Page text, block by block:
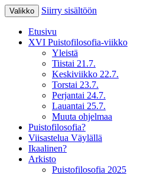
Puistofilosofia
15.-19.7.2025
Valikko Siirry sisältöön
Etusivu
XVI Puistofilosofia-viikko
Yleistä
Tiistai 21.7.
Keskiviikko 22.7.
Torstai 23.7.
Perjantai 24.7.
Lauantai 25.7.
Muuta ohjelmaa
Puistofilosofia?
Viisastelua Väylällä
Ikaalinen?
Arkisto
Puistofilosofia 2025